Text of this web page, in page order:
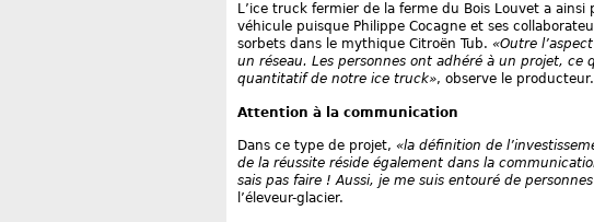
L’ice truck fermier de la ferme du Bois Louvet a
véhicule puisque Philippe Cocagne et ses
sorbets dans le mythique Citroën Tub. «Outre
un réseau. Les personnes ont adhéré à un projet,
quantitatif de notre ice truck», observe le producteur.
Attention à la communication
Dans ce type de projet, «la définition de
de la réussite réside également dans la
sais pas faire ! Aussi, je me suis entouré de
l’éleveur-glacier.